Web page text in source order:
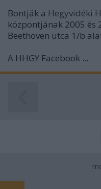
Bontják a Hegyvidéki
központjának 2005 és
Beethoven utca 1/b
A HHGY Facebook ...